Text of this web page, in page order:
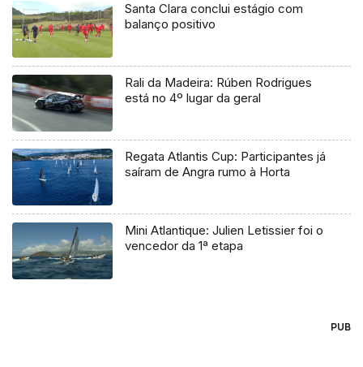
Santa Clara conclui estágio com
balanço positivo
Rali da Madeira: Rúben Rodrigues
está no 4º lugar da geral
Regata Atlantis Cup: Participantes já
saíram de Angra rumo à Horta
Mini Atlantique: Julien Letissier foi o
vencedor da 1ª etapa
PUB